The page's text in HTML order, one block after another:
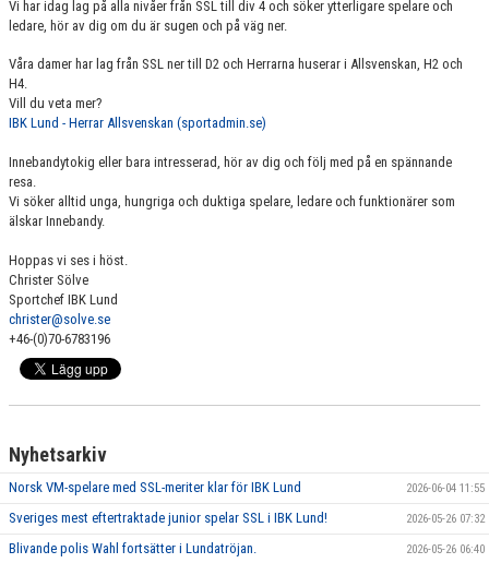
Vi har idag lag på alla nivåer från SSL till div 4 och söker ytterligare spelare och
ledare, hör av dig om du är sugen och på väg ner.
Våra damer har lag från SSL ner till D2 och Herrarna huserar i Allsvenskan, H2 och
H4.
Vill du veta mer?
IBK Lund - Herrar Allsvenskan (sportadmin.se)
Innebandytokig eller bara intresserad, hör av dig och följ med på en spännande
resa.
Vi söker alltid unga, hungriga och duktiga spelare, ledare och funktionärer som
älskar Innebandy.
Hoppas vi ses i höst.
Christer Sölve
Sportchef IBK Lund
christer@solve.se
+46-(0)70-6783196
Nyhetsarkiv
Norsk VM-spelare med SSL-meriter klar för IBK Lund 2026-06-04 11:55
Sveriges mest eftertraktade junior spelar SSL i IBK Lund! 2026-05-26 07:32
Blivande polis Wahl fortsätter i Lundatröjan. 2026-05-26 06:40